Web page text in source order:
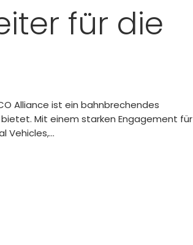
für die
Alliance ist ein bahnbrechendes
Mit einem starken Engagement für
Vehicles,...